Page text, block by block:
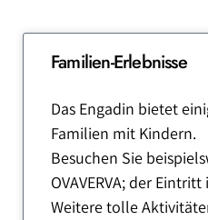
Familien-Erlebnisse
Das Engadin bietet
Familien mit Kindern.
Besuchen Sie
OVAVERVA; der
Weitere tolle